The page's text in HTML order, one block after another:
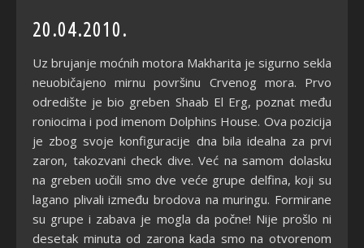
20.04.2010.
Uz brujanje moćnih motora Makharita je sigurno sekla
neuobičajeno mirnu površinu Crvenog mora. Prvo
odredište je bio greben Shaab El Erg, poznat među
roniocima i pod imenom Dolphins House. Ova pozicija
je zbog svoje konfiguracije dna bila idealna za prvi
zaron, takozvani check dive. Već na samom dolasku
na greben uočili smo dve veće grupe delfina, koji su
lagano plivali između brodova na muringu. Formirane
su grupe i zabava je mogla da počne! Nije prošlo ni
desetak minuta od zarona kada smo na otvorenom